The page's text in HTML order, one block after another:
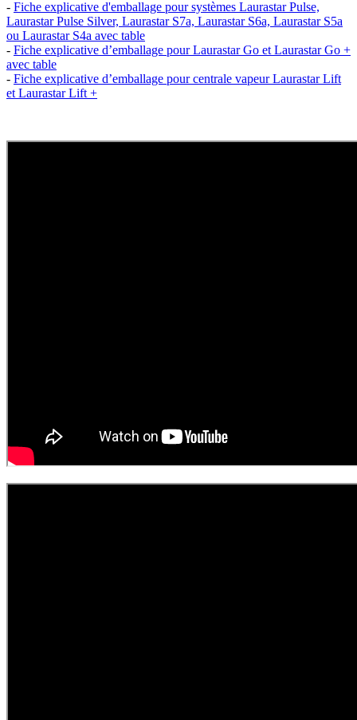
- Fiche explicative d'emballage pour systèmes Laurastar Pulse,
Laurastar Pulse Silver, Laurastar S7a, Laurastar S6a, Laurastar S5a
ou Laurastar S4a avec table
- Fiche explicative d’emballage pour Laurastar Go et Laurastar Go +
avec table
- Fiche explicative d’emballage pour centrale vapeur Laurastar Lift
et Laurastar Lift +